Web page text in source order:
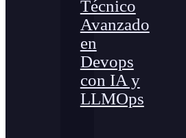
Técnico
Avanzado
en
Devops
con IA y
LLMOps